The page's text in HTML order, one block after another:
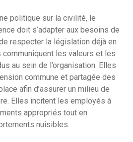
politique sur la civilité, le
doit s’adapter aux besoins de
respecter la législation déjà en
les valeurs et les
au sein de l’organisation. Elles
commune et partagée des
afin d’assurer un milieu de
Elles incitent les employés à
appropriés tout en
nuisibles.